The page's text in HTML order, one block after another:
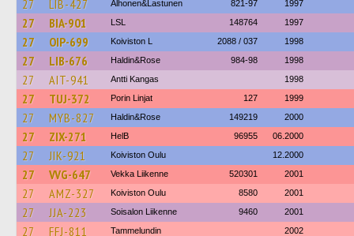
27 LIB-427 Alhonen&Lastunen 821-97 1997
27 BIA-901 LSL 148764 1997
27 OIP-699 Koiviston L 2088 / 037 1998
27 LIB-676 Haldin&Rose 984-98 1998
27 AIT-941 Antti Kangas 1998
27 TUJ-372 Porin Linjat 127 1999
27 MYB-827 Haldin&Rose 149219 2000
27 ZIX-271 HelB 96955 06.2000
27 JIK-921 Koiviston Oulu 12.2000
27 VVG-647 Vekka Liikenne 520301 2001
27 AMZ-327 Koiviston Oulu 8580 2001
27 JJA-223 Soisalon Liikenne 9460 2001
27 FFJ-811 Tammelundin 2002